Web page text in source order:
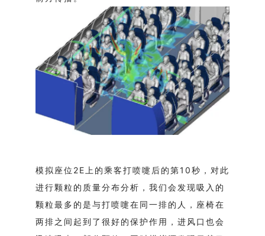
模拟座位2E上的乘客打喷嚏后的第10秒，对此
进行颗粒的质量分布分析，我们会发现吸入的
颗粒最多的是与打喷嚏在同一排的人，座椅在
两排之间起到了很好的保护作用，进风口也会